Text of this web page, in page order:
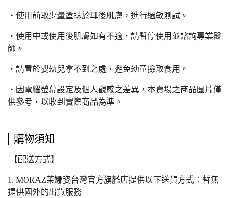
‧ 使用前取少量塗抹於耳後肌膚，進行過敏測試。
‧ 使用中或使用後肌膚如有不適，請暫停使用並諮詢專業醫
師。
‧ 請置於嬰幼兒拿不到之處，避免幼童撿取食用。
‧ 因電腦螢幕設定及個人觀感之差異，本賣場之商品圖片僅
供參考，以收到實際商品為準。
購物須知
【配送方式】
1. MORAZ茉娜姿台灣官方旗艦店提供以下送貨方式：暫無
提供國外的出貨服務